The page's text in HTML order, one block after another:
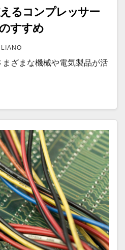
るコンプレッサー
すすめ
ざまな機械や電気製品が活